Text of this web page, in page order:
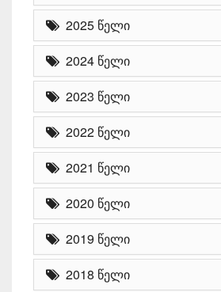
2025 წელი
2024 წელი
2023 წელი
2022 წელი
2021 წელი
2020 წელი
2019 წელი
2018 წელი